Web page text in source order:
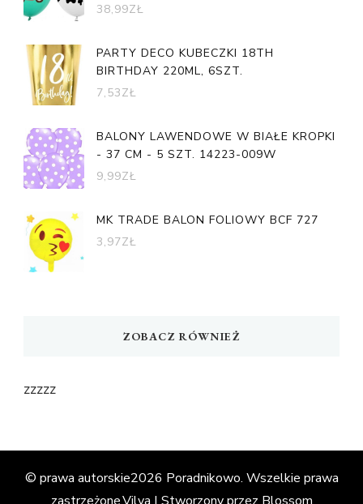
38,99ZŁ
PARTY DECO KUBECZKI 18TH
BIRTHDAY 220ML, 6SZT.
7,53ZŁ
BALONY LAWENDOWE W BIAŁE KROPKI
- 37 CM - 5 SZT. 14223-009W
9,99ZŁ
MK TRADE BALON FOLIOWY BCF 727
3,97ZŁ
ZOBACZ RÓWNIEŻ
zzzzz
© prawa autorskie2026 Poradnikowo. Wszelkie prawa